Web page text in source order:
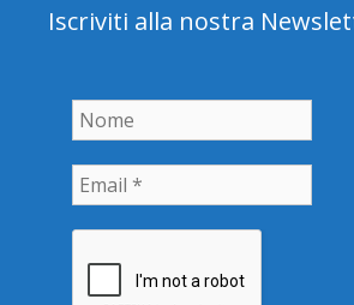
Iscriviti alla nostra